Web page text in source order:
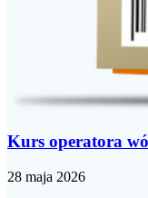
Kurs operatora
28 maja 2026